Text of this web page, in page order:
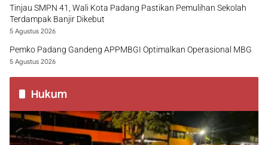
Tinjau SMPN 41, Wali Kota Padang Pastikan Pemulihan Sekolah
Terdampak Banjir Dikebut
5 Agustus 2026
Pemko Padang Gandeng APPMBGI Optimalkan Operasional MBG
5 Agustus 2026
Hukum